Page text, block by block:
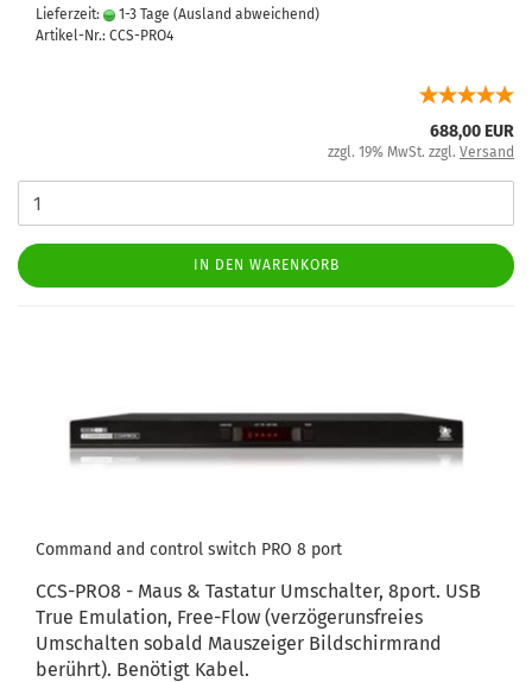
Lieferzeit: 1-3 Tage (Ausland abweichend)
Artikel-Nr.: CCS-PRO4
688,00 EUR
zzgl. 19% MwSt. zzgl. Versand
IN DEN WARENKORB
Command and control switch PRO 8 port
CCS-PRO8 - Maus & Tastatur Umschalter, 8port. USB
True Emulation, Free-Flow (verzögerunsfreies
Umschalten sobald Mauszeiger Bildschirmrand
berührt). Benötigt Kabel.